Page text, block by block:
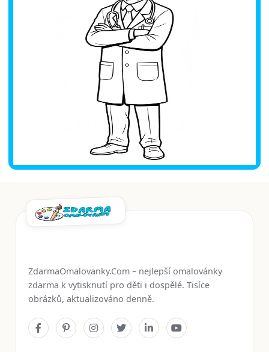
ZdarmaOmalovanky.Com – nejlepší omalovánky
zdarma k vytisknutí pro děti i dospělé. Tisíce
obrázků, aktualizováno denně.